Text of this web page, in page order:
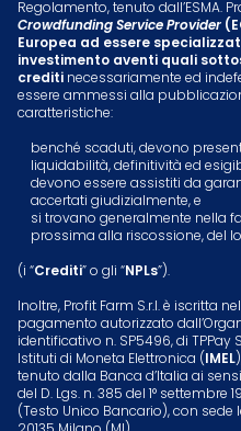
Regolamento, tenuto dall’ESMA.
Crowdfunding Service Provider
Europea ad essere
investimento aventi quali
crediti necessariamente ed
essere ammessi alla
caratteristiche:
benché scaduti, devono
liquidabilità, definitività ed
devono essere assistiti da
accertati giudizialmente, e
si trovano generalmente nella
prossima alla riscossione, del
(i “Crediti” o gli “NPLs”).
Inoltre, Profit Farm S.r.l. è iscritta
pagamento autorizzato
identificativo n. SP5496, di TPPay
Istituti di Moneta Elettronica (IMEL
tenuto dalla Banca d’Italia ai sensi
del D. Lgs. n. 385 del 1°
(Testo Unico Bancario), con sede